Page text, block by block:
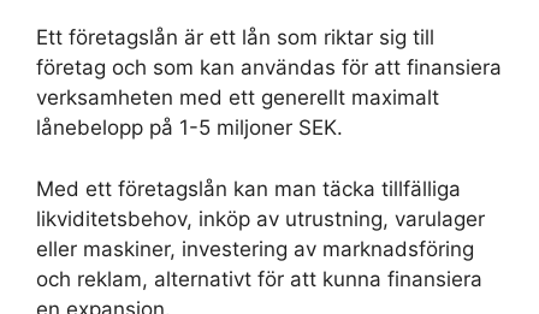
Ett företagslån är ett lån som riktar sig till
företag och som kan användas för att finansiera
verksamheten med ett generellt maximalt
lånebelopp på 1-5 miljoner SEK.
Med ett företagslån kan man täcka tillfälliga
likviditetsbehov, inköp av utrustning, varulager
eller maskiner, investering av marknadsföring
och reklam, alternativt för att kunna finansiera
en expansion.